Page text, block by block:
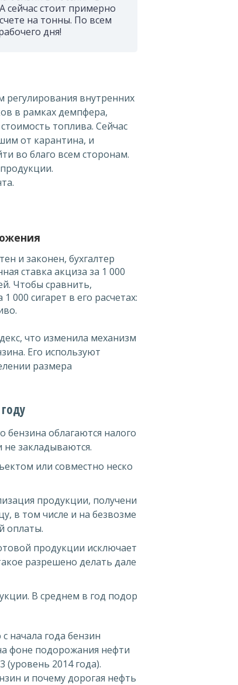
сейчас стоит примерно
на тонны. По всем
дня!
внутренних
в рамках демпфера,
топлива. Сейчас
от карантина, и
во благо всем сторонам.
и законен, бухгалтер
ставка акциза за 1 000
Чтобы сравнить,
000 сигарет в его расчетах:
что изменила механизм
Его используют
размера
бензина облагаются налого
закладываются.
или совместно неско
продукции, получени
в том числе и на безвозме
оплаты.
продукции исключает
разрешено делать дале
В среднем в год подор
начала года бензин
фоне подорожания нефти
(уровень 2014 года).
и почему дорогая нефть